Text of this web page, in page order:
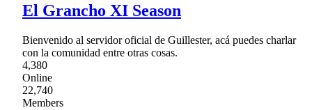
El Grancho XI Season
Bienvenido al servidor oficial de Guillester, acá puedes charlar
con la comunidad entre otras cosas.
4,380
Online
22,740
Members